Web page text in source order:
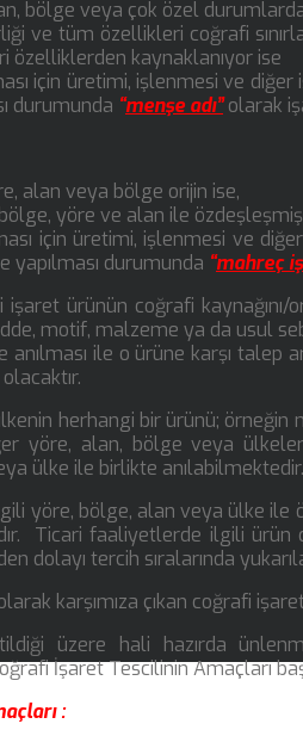
bölge veya çok özel
ve tüm özellikleri coğrafi
özelliklerden kaynaklanıyor ise
için üretimi, işlenmesi ve diğer
durumunda “menşe adı”olarak
alan veya bölge orijin ise,
yöre ve alan ile
için üretimi, işlenmesi ve
yapılması durumunda “mahreç
ürünün coğrafi
motif, malzeme ya da usul
ile o ürüne karşı talep
herhangi bir ürünü; örneğin
yöre, alan, bölge veya
ülke ile birlikte anılabilmektedir.
yöre, bölge, alan veya ülke
Ticari faaliyetlerde ilgili ürün
dolayı tercih sıralarında
karşımıza çıkan coğrafi
üzere hali hazırda
İşaret Tescilinin Amaçları
: